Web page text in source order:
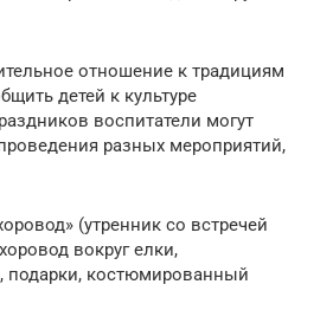
отношение к традициям
детей к культуре
воспитатели могут
разных мероприятий,
(утренник со встречей
вокруг елки,
подарки, костюмированный